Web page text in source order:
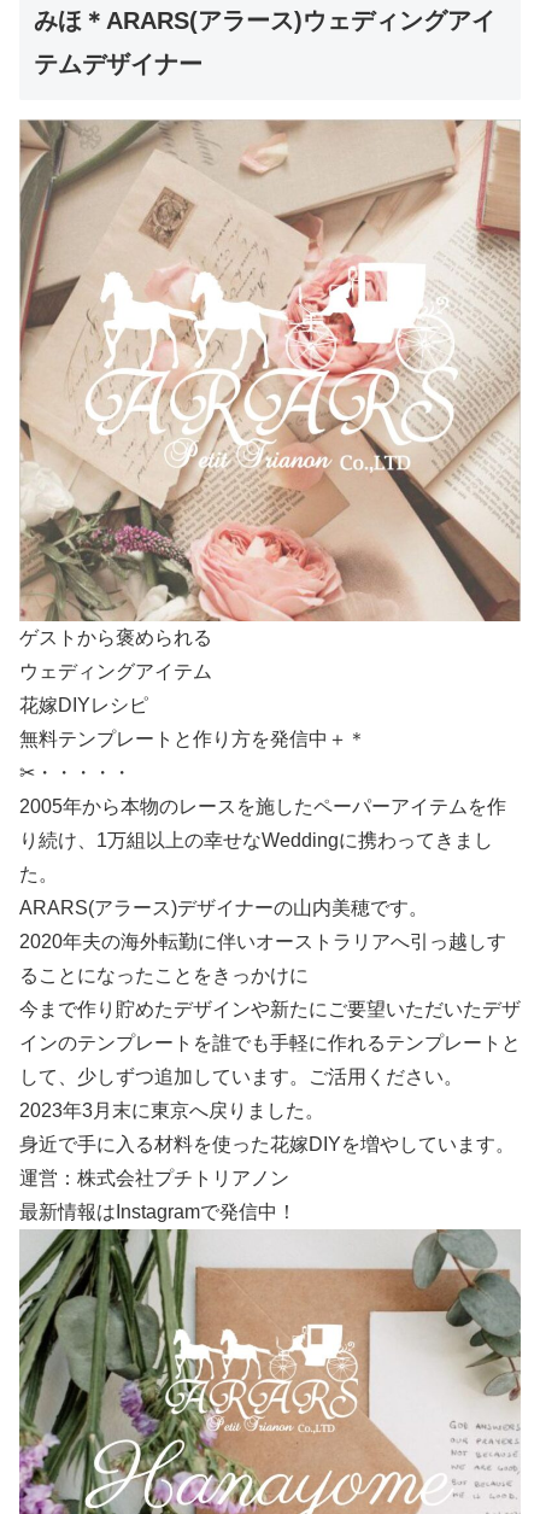
みほ＊ARARS(アラース)ウェディングアイ
テムデザイナー
ゲストから褒められる
ウェディングアイテム
花嫁DIYレシピ
無料テンプレートと作り方を発信中＋＊
✂・・・・・
2005年から本物のレースを施したペーパーアイテムを作
り続け、1万組以上の幸せなWeddingに携わってきまし
た。
ARARS(アラース)デザイナーの山内美穂です。
2020年夫の海外転勤に伴いオーストラリアへ引っ越しす
ることになったことをきっかけに
今まで作り貯めたデザインや新たにご要望いただいたデザ
インのテンプレートを誰でも手軽に作れるテンプレートと
して、少しずつ追加しています。ご活用ください。
2023年3月末に東京へ戻りました。
身近で手に入る材料を使った花嫁DIYを増やしています。
運営：株式会社プチトリアノン
最新情報はInstagramで発信中！